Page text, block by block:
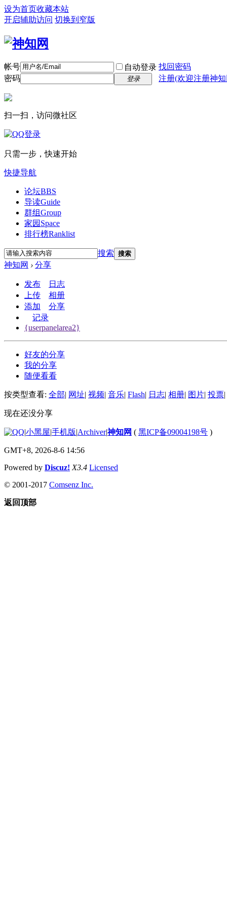
设为首页收藏本站
开启辅助访问 切换到窄版
帐号 自动登录 找回密码
密码
登录 注册(欢迎注册神
扫一扫，访问微社区
只需一步，快速开始
快捷导航
论坛BBS
导读Guide
群组Group
家园 Space
排行榜Ranklist
搜索 搜索
神知网 › 分享
发布
日志
上传
相册
添加
分享
记录
{userpanelarea2}
好友的分享
我的分享
随便看看
按类型查看: 全部| 网址| 视频| 音乐| Flash| 日志| 相册| 图片| 投票|
现在还没分享
|小黑屋|手机版|Archiver|神知网 ( 黑ICP备09004198号 )
GMT+8, 2026-8-6 14:56
Powered by Discuz! X3.4 Licensed
© 2001-2017 Comsenz Inc.
返回顶部